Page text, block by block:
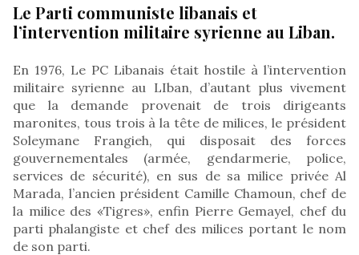
Le Parti communiste libanais et
l’intervention militaire syrienne au Liban.
En 1976, Le PC Libanais était hostile à l’intervention
militaire syrienne au LIban, d’autant plus vivement
que la demande provenait de trois dirigeants
maronites, tous trois à la tête de milices, le président
Soleymane Frangieh, qui disposait des forces
gouvernementales (armée, gendarmerie, police,
services de sécurité), en sus de sa milice privée Al
Marada, l’ancien président Camille Chamoun, chef de
la milice des «Tigres», enfin Pierre Gemayel, chef du
parti phalangiste et chef des milices portant le nom
de son parti.